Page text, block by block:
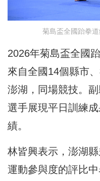
菊島盃全國跆拳
2026年菊島盃全國
來自全國14個縣市
澎湖，同場競技。
選手展現平日訓練
績。
林皆興表示，澎湖
運動參與度的評比